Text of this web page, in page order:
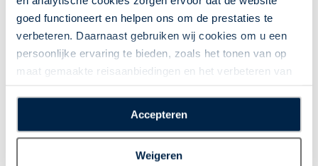
goed functioneert en helpen ons om de prestaties te
verbeteren. Daarnaast gebruiken wij cookies om u een
persoonlijke ervaring te bieden, zoals het tonen van op
maat gemaakte reisaanbiedingen en het verbeteren van
plaatsen van alle hierboven beschreven cookies en
technologieën, waarmee persoonlijke gegevens kunnen
worden verzameld. Indien u kiest voor “Weigeren”
Accepteren
Weigeren
luchtvaartmaatschappij, na te gaan of het verplicht is
om online in te checken, vanaf wanneer u online kunt
inchecken en wat de exacte regels voor hand- en
ruimbagage zijn.
Meer informatie over de autohuur en voorwaarden
www.styleintravel.nl/autohuur